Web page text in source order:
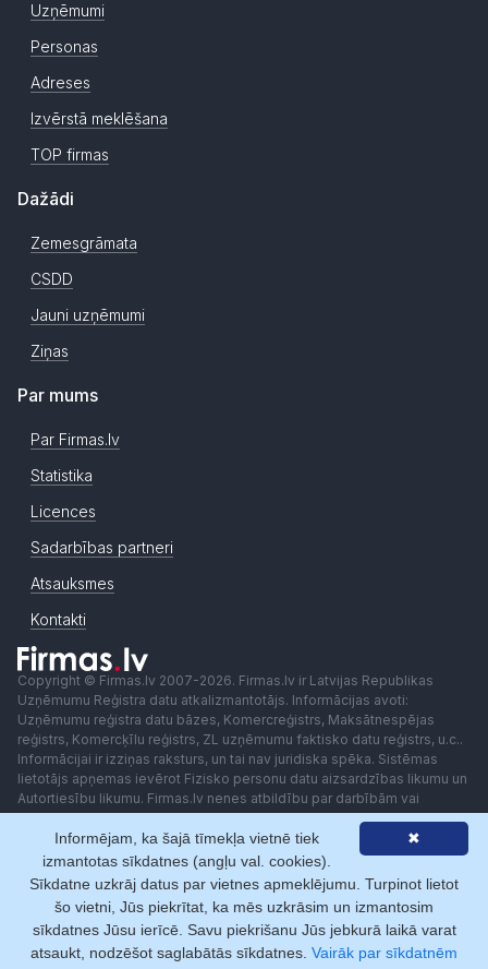
Uzņēmumi
Personas
Adreses
Izvērstā meklēšana
TOP firmas
Dažādi
Zemesgrāmata
CSDD
Jauni uzņēmumi
Ziņas
Par mums
Par Firmas.lv
Statistika
Licences
Sadarbības partneri
Atsauksmes
Kontakti
Copyright © Firmas.lv 2007-2026. Firmas.lv ir Latvijas Republikas
Uzņēmumu Reģistra datu atkalizmantotājs. Informācijas avoti:
Uzņēmumu reģistra datu bāzes, Komercreģistrs, Maksātnespējas
reģistrs, Komercķīlu reģistrs, ZL uzņēmumu faktisko datu reģistrs, u.c..
Informācijai ir izziņas raksturs, un tai nav juridiska spēka. Sistēmas
lietotājs apņemas ievērot Fizisko personu datu aizsardzības likumu un
Autortiesību likumu. Firmas.lv nenes atbildību par darbībām vai
lēmumiem, kas balstīti uz saņemto pakalpojumu. Lietotājam aizliegts
izmantot jebkādas automatizētas sistēmas vai iekārtas (robotus)
piekļuvei sistēmai bez rakstiskas saskaņošanas ar Firmas.lv. Galvenā
redaktore: Ingūna Pempere.
Lietošanas noteikumi
Privātuma politika Norēķini ar
✖
Informējam, ka šajā tīmekļa vietnē tiek
izmantotas sīkdatnes (angļu val. cookies).
Sīkdatne uzkrāj datus par vietnes apmeklējumu. Turpinot lietot
šo vietni, Jūs piekrītat, ka mēs uzkrāsim un izmantosim
sīkdatnes Jūsu ierīcē. Savu piekrišanu Jūs jebkurā laikā varat
atsaukt, nodzēšot saglabātās sīkdatnes. Vairāk par sīkdatnēm